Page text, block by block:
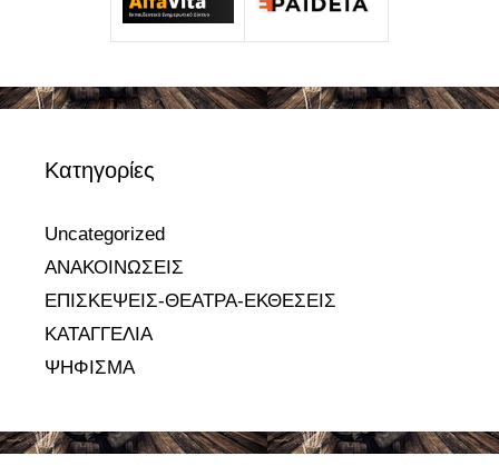
Kατηγορίες
Uncategorized
ΑΝΑΚΟΙΝΩΣΕΙΣ
ΕΠΙΣΚΕΨΕΙΣ-ΘΕΑΤΡΑ-ΕΚΘΕΣΕΙΣ
ΚΑΤΑΓΓΕΛΙΑ
ΨΗΦΙΣΜΑ